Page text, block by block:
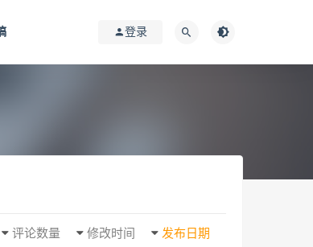
登录
发布日期
修改时间
评论数量